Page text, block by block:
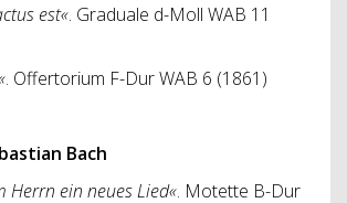
est«. Graduale d-Moll WAB 11
. Offertorium F-Dur WAB 6 (1861)
Bach
Herrn ein neues Lied«. Motette B-Dur